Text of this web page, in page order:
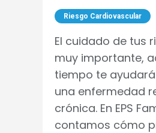
Riesgo Cardiovascular
El cuidado de tus
muy importante,
tiempo te
una enfermedad
crónica. En EPS
contamos cómo